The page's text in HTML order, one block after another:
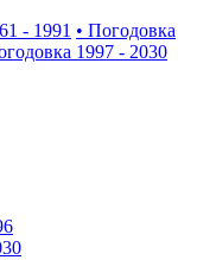
- 1991 • Погодовка
1997 - 2030